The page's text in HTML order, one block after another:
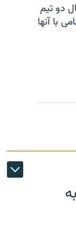
دو تیم
با آنها